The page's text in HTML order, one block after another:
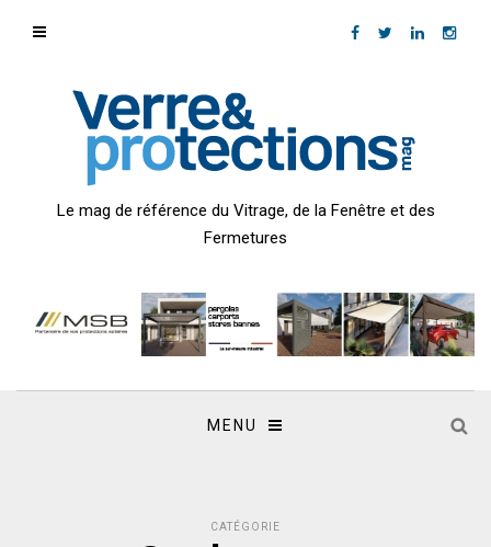
Le mag de référence du Vitrage, de la Fenêtre et des
Fermetures
MENU
CATÉGORIE